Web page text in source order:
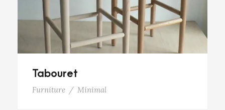
Tabouret
Furniture / Minimal